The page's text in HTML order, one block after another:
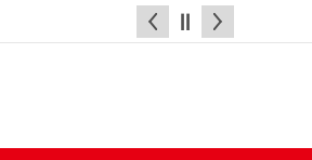
公告 联系我们
搜